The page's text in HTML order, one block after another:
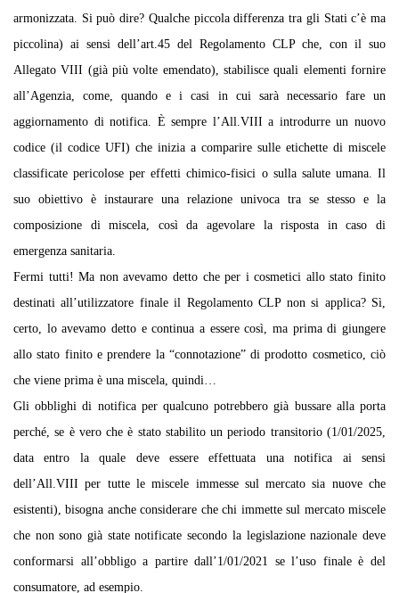
armonizzata. Si può dire? Qualche piccola differenza tra gli Stati c’è ma
piccolina) ai sensi dell’art.45 del Regolamento CLP che, con il suo
Allegato VIII (già più volte emendato), stabilisce quali elementi fornire
all’Agenzia, come, quando e i casi in cui sarà necessario fare un
aggiornamento di notifica. È sempre l’All.VIII a introdurre un nuovo
codice (il codice UFI) che inizia a comparire sulle etichette di miscele
classificate pericolose per effetti chimico-fisici o sulla salute umana. Il
suo obiettivo è instaurare una relazione univoca tra se stesso e la
composizione di miscela, così da agevolare la risposta in caso di
emergenza sanitaria.
Fermi tutti! Ma non avevamo detto che per i cosmetici allo stato finito
destinati all’utilizzatore finale il Regolamento CLP non si applica? Sì,
certo, lo avevamo detto e continua a essere così, ma prima di giungere
allo stato finito e prendere la “connotazione” di prodotto cosmetico, ciò
che viene prima è una miscela, quindi…
Gli obblighi di notifica per qualcuno potrebbero già bussare alla porta
perché, se è vero che è stato stabilito un periodo transitorio (1/01/2025,
data entro la quale deve essere effettuata una notifica ai sensi
dell’All.VIII per tutte le miscele immesse sul mercato sia nuove che
esistenti), bisogna anche considerare che chi immette sul mercato miscele
che non sono già state notificate secondo la legislazione nazionale deve
conformarsi all’obbligo a partire dall’1/01/2021 se l’uso finale è del
consumatore, ad esempio.